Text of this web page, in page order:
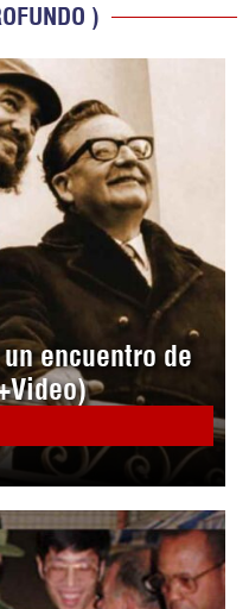
)
encuentro de